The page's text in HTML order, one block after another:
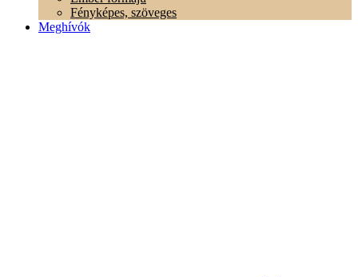
Fényképes, szöveges
Meghívók